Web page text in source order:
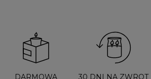
DARMOWA
30 DNI NA ZWROT